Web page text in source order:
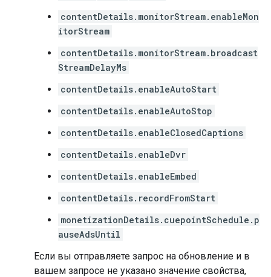
contentDetails.monitorStream.enableMon
itorStream
contentDetails.monitorStream.broadcast
StreamDelayMs
contentDetails.enableAutoStart
contentDetails.enableAutoStop
contentDetails.enableClosedCaptions
contentDetails.enableDvr
contentDetails.enableEmbed
contentDetails.recordFromStart
monetizationDetails.cuepointSchedule.p
auseAdsUntil
Если вы отправляете запрос на обновление и в
вашем запросе не указано значение свойства,